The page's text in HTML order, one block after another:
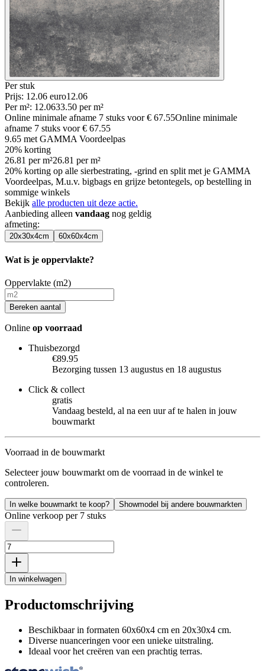
Per stuk
Prijs: 12.06 euro12.06
Per m²: 12.0633.50 per m²
Online minimale afname 7 stuks voor€ 67.55Online minimale
afname 7 stuks voor€ 67.55
9.65 met GAMMA Voordeelpas
20% korting
26.81 per m²26.81 per m²
20% korting op alle sierbestrating, -grind en split met je GAMMA
Voordeelpas, M.u.v. bigbags en grijze betontegels, op bestelling in
sommige winkels
Bekijk alle producten uit deze actie.
Aanbieding alleen vandaag nog geldig
afmeting:
20x30x4cm 60x60x4cm
Wat is je oppervlakte?
Oppervlakte (m2)
Bereken aantal
Online op voorraad
Thuisbezorgd
€89.95
Bezorging tussen 13 augustus en 18 augustus
Click & collect
gratis
Vandaag besteld, al na een uur af te halen in jouw
bouwmarkt
Voorraad in de bouwmarkt
Selecteer jouw bouwmarkt om de voorraad in de winkel te
controleren.
In welke bouwmarkt te koop? Showmodel bij andere bouwmarkten
Online verkoop per 7 stuks
In winkelwagen
Productomschrijving
Beschikbaar in formaten 60x60x4 cm en 20x30x4 cm.
Diverse nuanceringen voor een unieke uitstraling.
Ideaal voor het creëren van een prachtig terras.